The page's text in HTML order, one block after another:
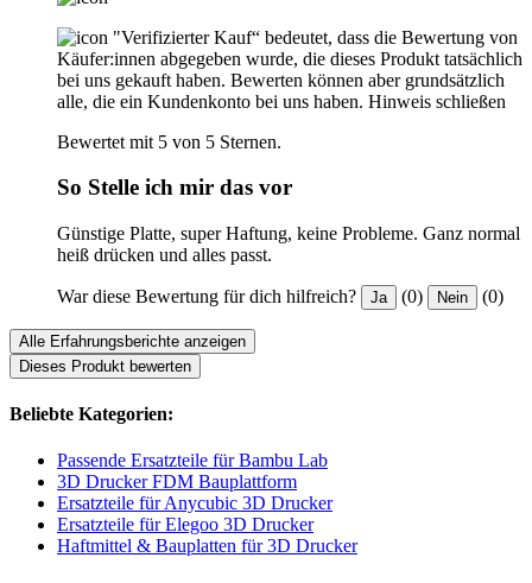
"Verifizierter Kauf“ bedeutet, dass die Bewertung von
Käufer:innen abgegeben wurde, die dieses Produkt tatsächlich
bei uns gekauft haben. Bewerten können aber grundsätzlich
alle, die ein Kundenkonto bei uns haben. Hinweis schließen
Bewertet mit 5 von 5 Sternen.
So Stelle ich mir das vor
Günstige Platte, super Haftung, keine Probleme. Ganz normal
heiß drücken und alles passt.
War diese Bewertung für dich hilfreich? Ja (0) Nein (0)
Alle Erfahrungsberichte anzeigen
Dieses Produkt bewerten
Beliebte Kategorien:
Passende Ersatzteile für Bambu Lab
3D Drucker FDM Bauplattform
Ersatzteile für Anycubic 3D Drucker
Ersatzteile für Elegoo 3D Drucker
Haftmittel & Bauplatten für 3D Drucker